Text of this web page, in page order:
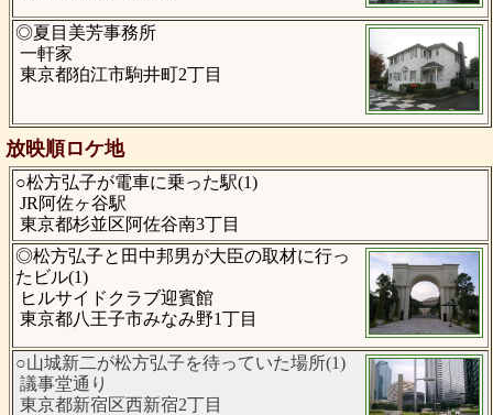
◎夏目美芳事務所
一軒家
東京都狛江市駒井町2丁目
放映順ロケ地
○松方弘子が電車に乗った駅(1)
JR阿佐ヶ谷駅
東京都杉並区阿佐谷南3丁目
◎松方弘子と田中邦男が大臣の取材に行っ
たビル(1)
ヒルサイドクラブ迎賓館
東京都八王子市みなみ野1丁目
○山城新二が松方弘子を待っていた場所(1)
議事堂通り
東京都新宿区西新宿2丁目